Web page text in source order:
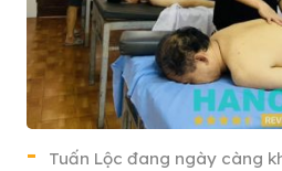
Tuấn Lộc đang ngày càng